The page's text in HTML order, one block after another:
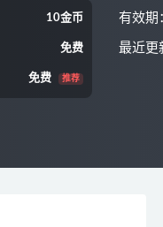
10金币
免费
免费 推荐
有效期
最近更